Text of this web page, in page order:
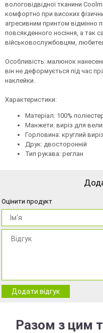
вологовідвідної тканини
комфортно при високих
агресивним принтом відмінно
повсякденного носіння, а так
військовослужбовцям,
Особливість: малюнок
він не деформується під час
наклейки.
Характеристики:
Матеріал: 100%
Манжети: виріз для
Горловина: круглий виріз
Друк: двосторонній
Тип рукава: реглан
Оцінити продукт
Додати відгук
Разом з цим